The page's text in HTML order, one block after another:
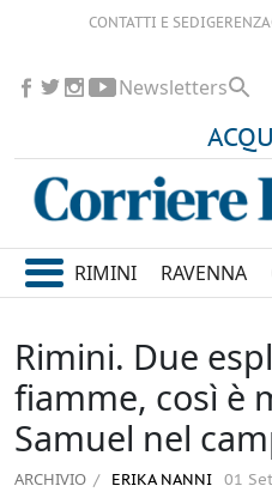
CONTATTI E SEDIGERENZA
Newsletters
RIMINI RAVENNA
Rimini. Due
fiamme, così è
Samuel nel
ARCHIVIO ERIKA NANNI 01